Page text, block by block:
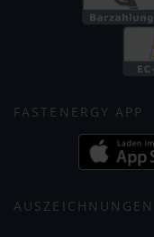
FASTENERGY APP
AUSZEICHNUNGEN